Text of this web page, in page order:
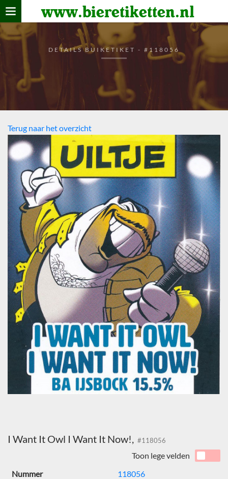
www.bieretiketten.nl
Home
verzamelen
De bierkaart
Bezoekers
DETAILS BUIKETIKET - #118056
Terug naar het overzicht
I Want It Owl I Want It Now!, #118056
Toon lege velden
Nummer
118056